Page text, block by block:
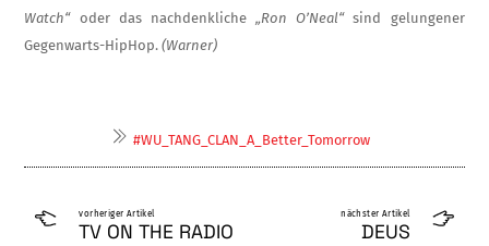
Watch“oder das nachdenkliche„Ron O’Neal“sind gelungener
Gegenwarts-Hip­Hop.(Warner)
#WU_TANG_CLAN_A_Better_Tomorrow
vorheriger Artikel
TV ON THE RADIO
nächster Artikel
DEUS